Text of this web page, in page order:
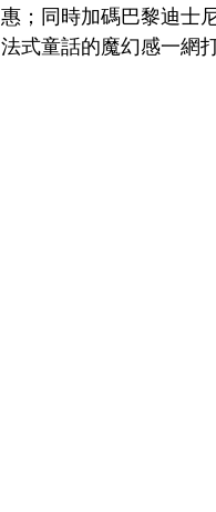
惠；同時加碼巴黎迪士
法式童話的魔幻感一網